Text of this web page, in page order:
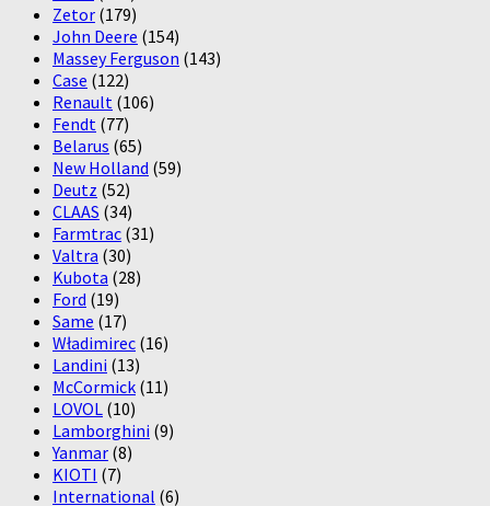
Zetor (179)
John Deere (154)
Massey Ferguson (143)
Case (122)
Renault (106)
Fendt (77)
Belarus (65)
New Holland (59)
Deutz (52)
CLAAS (34)
Farmtrac (31)
Valtra (30)
Kubota (28)
Ford (19)
Same (17)
Władimirec (16)
Landini (13)
McCormick (11)
LOVOL (10)
Lamborghini (9)
Yanmar (8)
KIOTI (7)
International (6)